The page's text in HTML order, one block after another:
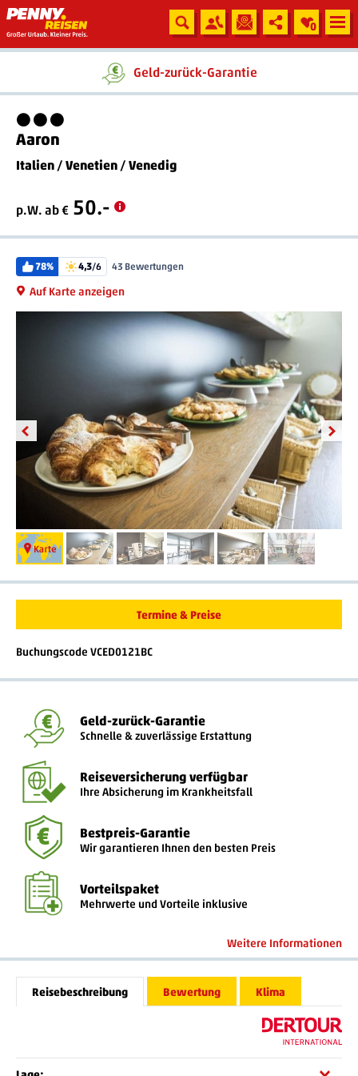
0
Geld-zurück-Garantie
Aaron
Italien / Venetien / Venedig
p.W. ab € 50.-
78% 4,3/6 43 Bewertungen
Auf Karte anzeigen
Termine & Preise
Buchungscode VCED0121BC
Geld-zurück-Garantie
Schnelle & zuverlässige Erstattung
Reiseversicherung verfügbar
Ihre Absicherung im Krankheitsfall
Bestpreis-Garantie
Wir garantieren Ihnen den besten Preis
Vorteilspaket
Mehrwerte und Vorteile inklusive
Weitere Informationen
Reisebeschreibung Bewertung Klima